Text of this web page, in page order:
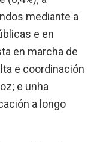
mediante a
e en
en marcha de
e coordinación
e unha
a longo